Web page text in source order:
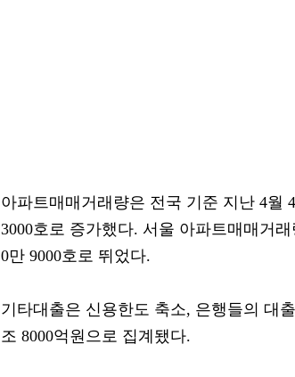
아파트매매거래량은 전국 기준 지난 4월
3000호로 증가했다. 서울 아파트매매거
0만 9000호로 뛰었다.
기타대출은 신용한도 축소, 은행들의 대
조 8000억원으로 집계됐다.